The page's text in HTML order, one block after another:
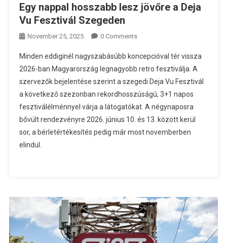
Egy nappal hosszabb lesz jövőre a Deja
Vu Fesztivál Szegeden
November 25, 2025 0 Comments
Minden eddiginél nagyszabásúbb koncepcióval tér vissza
2026-ban Magyarország legnagyobb retro fesztiválja. A
szervezők bejelentése szerint a szegedi Deja Vu Fesztivál
a következő szezonban rekordhosszúságú, 3+1 napos
fesztiválélménnyel várja a látogatókat. A négynaposra
bővült rendezvényre 2026. június 10. és 13. között kerül
sor, a bérletértékesítés pedig már most novemberben
elindul.